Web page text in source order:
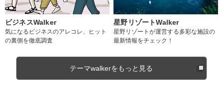
ビジネスWalker
気になるビジネスのアレコレ、ヒット
の裏側を徹底調査
星野リゾートWalker
星野リゾートが運営する多彩な施設の
最新情報をチェック！
テーマwalkerをもっと見る